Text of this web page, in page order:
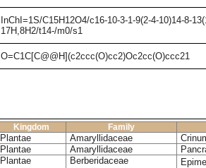
InChI=1S/C15H12O4/c16-10-3-1-9(2-4-10)14-8-
17H,8H2/t14-/m0/s1
O=C1C[C@@H](c2ccc(O)cc2)Oc2cc(O)ccc21
Kingdom Family
Plantae Amaryllidaceae
Plantae
Amaryllidaceae
Plantae
Berberidaceae